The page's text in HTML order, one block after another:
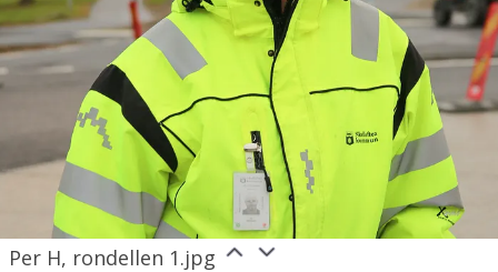
Per H, rondellen 1.jpg